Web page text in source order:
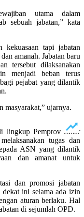
utama dalam
sebuah jabatan,” kata
kekuasaan tapi jabatan
amanah. Jabatan baru
tersebut dilaksanakan
menjadi beban terus
pejabat yang dilantik
masyarakat,” ujarnya.
lingkup Pemprov Jabar
tugas dan
ASN yang dilantik
dan amanat untuk
dan promosi jabatan
ini selama ada izin
aturan berlaku. Hal
di sejumlah OPD.